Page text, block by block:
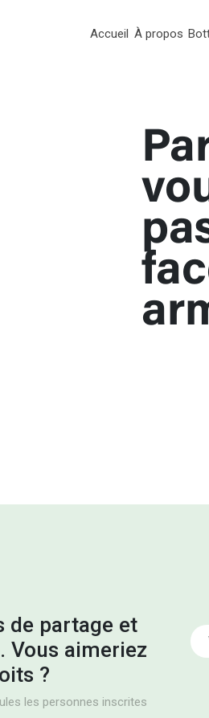
Accueil À propos
de partage et
Vous aimeriez
?
les personnes inscrites